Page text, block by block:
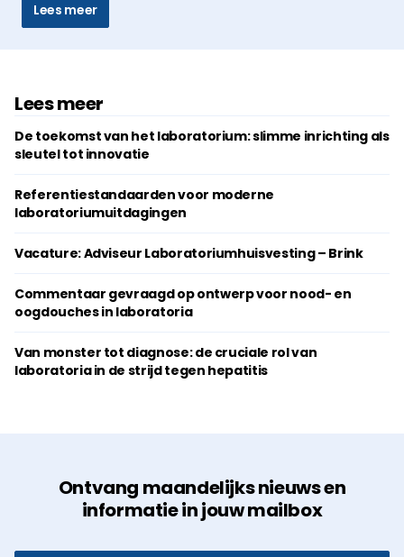
Lees meer
Lees meer
De toekomst van het laboratorium: slimme inrichting als
sleutel tot innovatie
Referentiestandaarden voor moderne
laboratoriumuitdagingen
Vacature: Adviseur Laboratoriumhuisvesting – Brink
Commentaar gevraagd op ontwerp voor nood- en
oogdouches in laboratoria
Van monster tot diagnose: de cruciale rol van
laboratoria in de strijd tegen hepatitis
Ontvang maandelijks nieuws en
informatie in jouw mailbox